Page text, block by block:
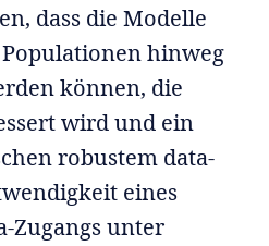
dass die Modelle
hinweg
können, die
wird und ein
robustem data-
eines
Zugangs unter